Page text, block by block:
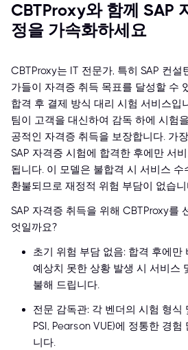
CBTProxy와 함께 SAP
정을 가속화하세요
CBTProxy는 IT 전문가, 특히 SAP 컨
가들이 자격증 취득 목표를 달성할 수
합격 후 결제 방식 대리 시험 서비스입
팀이 고객을 대신하여 감독 하에 시험
공적인 자격증 취득을 보장합니다. 가
SAP 자격증 시험에 합격한 후에만 서
됩니다. 이 모델은 불합격 시 서비스
환불되므로 재정적 위험 부담이 없습
SAP 자격증 취득을 위해 CBTProxy를
엇일까요?
초기 위험 부담 없음: 합격 후에만
예상치 못한 상황 발생 시 서비스
불해 드립니다.
전문 감독관: 각 벤더의 시험 형식
PSI, Pearson VUE)에 정통한 경
니다.